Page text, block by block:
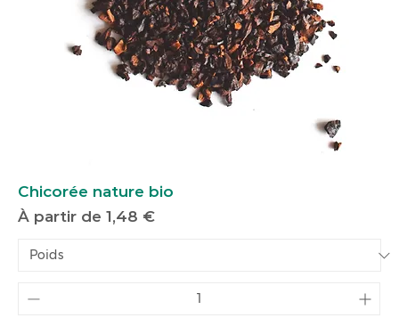
Chicorée nature bio
À partir de 1,48 €
Prix promotionnel